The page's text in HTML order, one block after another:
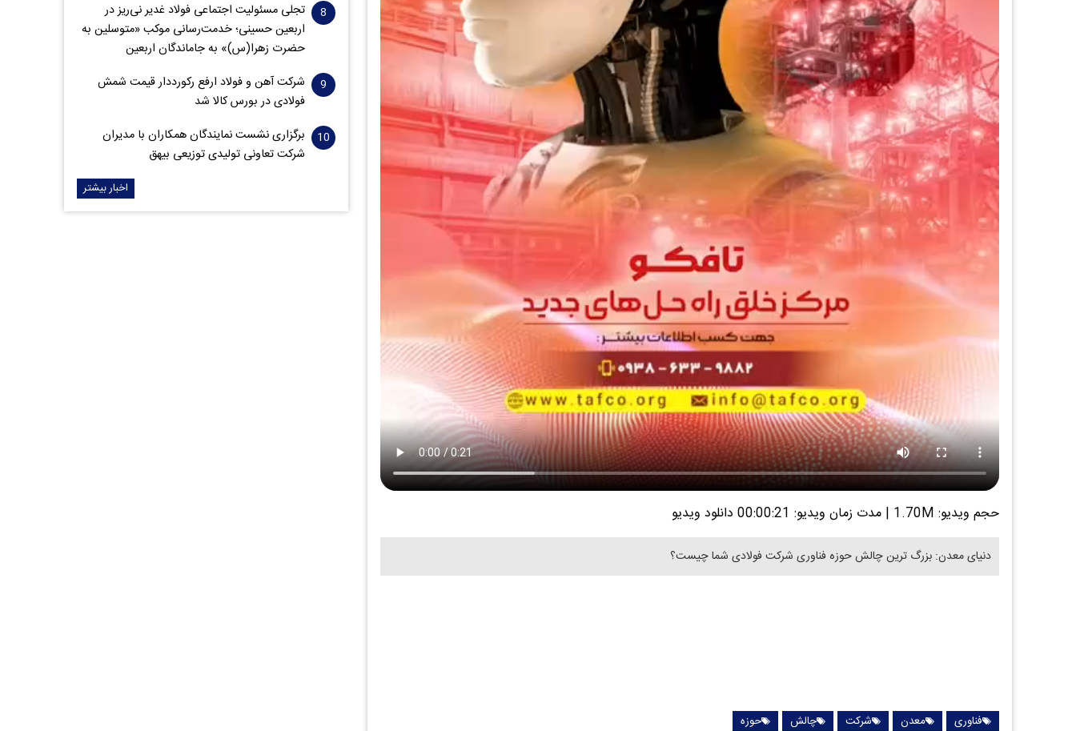
حجم ویدیو: 1.70M | مدت زمان ویدیو: 00:00:21 دانلود ویدیو
دنیای معدن: بزرگ ترین چالش حوزه فناوری شرکت فولادی شما چیست؟
فناوری معدن شرکت چالش‌ حوزه
تجلی مسئولیت اجتماعی فولاد غدیر نی‌ریز در
اربعین حسینی؛ خدمت‌رسانی موکب «متوسلین به
حضرت زهرا(س)» به جاماندگان اربعین
شرکت آهن و فولاد ارفع رکورددار قیمت شمش
فولادی در بورس کالا شد
برگزاری نشست نمایندگان همکاران با مدیران
شرکت تعاونی تولیدی توزیعی بیهق
اخبار بیشتر